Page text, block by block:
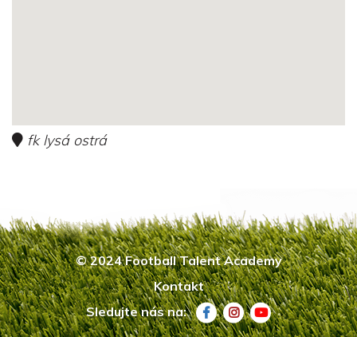
fk lysá ostrá
© 2024 Football Talent Academy
Kontakt
Sledujte nás na: